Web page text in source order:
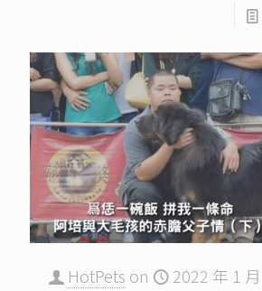
HotPets on 2022 年 1